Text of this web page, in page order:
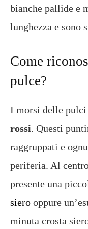
bianche pallide e
lunghezza e
Come
pulce?
I morsi delle
rossi. Questi
raggruppati e
periferia. Al
presente una
siero oppure
minuta crosta